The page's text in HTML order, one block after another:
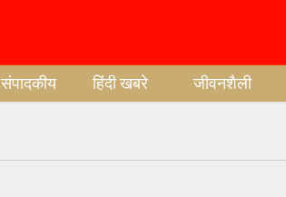
संपादकीय हिंदी खबरे जीवनशैली